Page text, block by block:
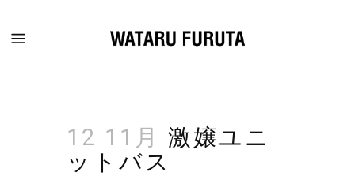
12 11月 激嬢ユニ
ットバス